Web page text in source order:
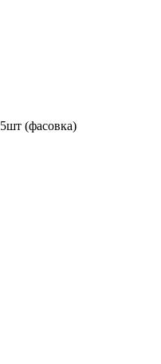
5шт (фасовка)